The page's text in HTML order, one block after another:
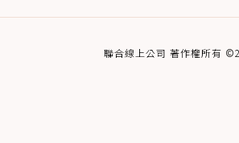
聯合線上公司 著作權所有